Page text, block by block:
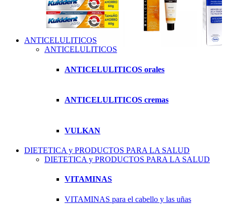
ANTICELULITICOS
ANTICELULITICOS
ANTICELULITICOS orales
ANTICELULITICOS cremas
VULKAN
DIETETICA y PRODUCTOS PARA LA SALUD
DIETETICA y PRODUCTOS PARA LA SALUD
VITAMINAS
VITAMINAS para el cabello y las uñas